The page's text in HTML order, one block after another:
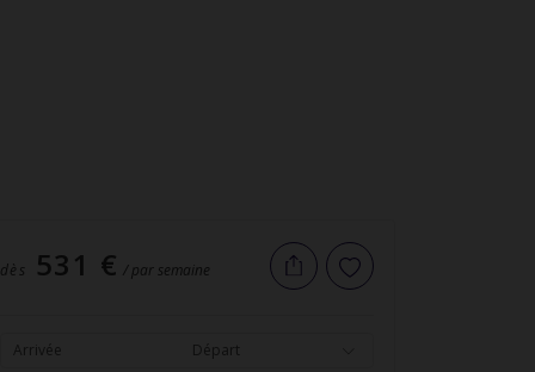
dès 531 € / par semaine
Arrivée Départ